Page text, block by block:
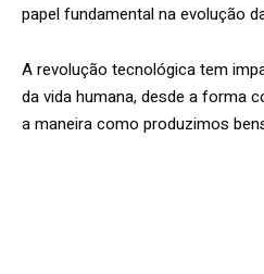
papel fundamental na evolução
A revolução tecnológica tem
da vida humana, desde a forma
a maneira como produzimos